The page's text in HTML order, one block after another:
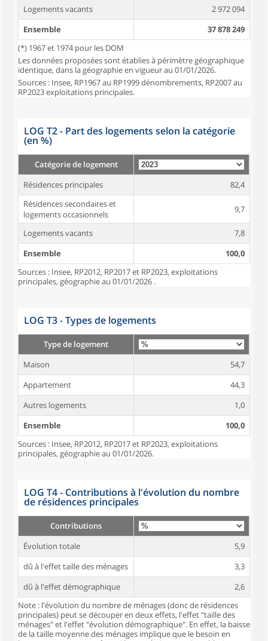
Logements vacants
2 972 094
Ensemble
37 878 249
(*) 1967 et 1974 pour les DOM
Les données proposées sont établies à périmètre géographique
identique, dans la géographie en vigueur au 01/01/2026.
Sources : Insee, RP1967 au RP1999 dénombrements, RP2007 au
RP2023 exploitations principales.
LOG T2 - Part des logements selon la catégorie
(en %)
Catégorie de logement
Résidences principales
82,4
Résidences secondaires et
logements occasionnels
9,7
Logements vacants
7,8
Ensemble
100,0
Sources : Insee, RP2012, RP2017 et RP2023, exploitations
principales, géographie au 01/01/2026 .
LOG T3 - Types de logements
Type de logement
Maison
54,7
Appartement
44,3
Autres logements
1,0
Ensemble
100,0
Sources : Insee, RP2012, RP2017 et RP2023, exploitations
principales, géographie au 01/01/2026.
LOG T4 - Contributions à l'évolution du nombre
de résidences principales
Contributions
Évolution totale
5,9
dû à l'effet taille des ménages
3,3
dû à l'effet démographique
2,6
Note : l'évolution du nombre de ménages (donc de résidences
principales) peut se découper en deux effets, l'effet "taille des
ménages" et l'effet "évolution démographique". En effet, la baisse
de la taille moyenne des ménages implique que le besoin en